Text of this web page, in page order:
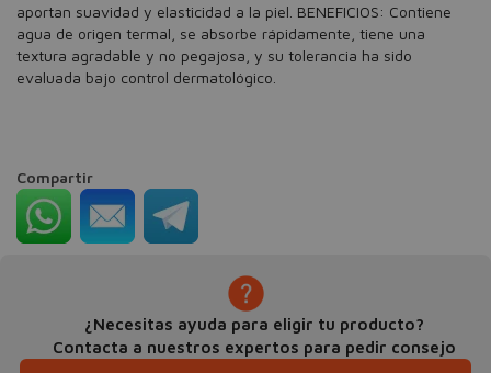
aportan suavidad y elasticidad a la piel. BENEFICIOS: Contiene
agua de origen termal, se absorbe rápidamente, tiene una
textura agradable y no pegajosa, y su tolerancia ha sido
evaluada bajo control dermatológico.
Compartir
¿Necesitas ayuda para eligir tu producto?
Contacta a nuestros expertos para pedir consejo